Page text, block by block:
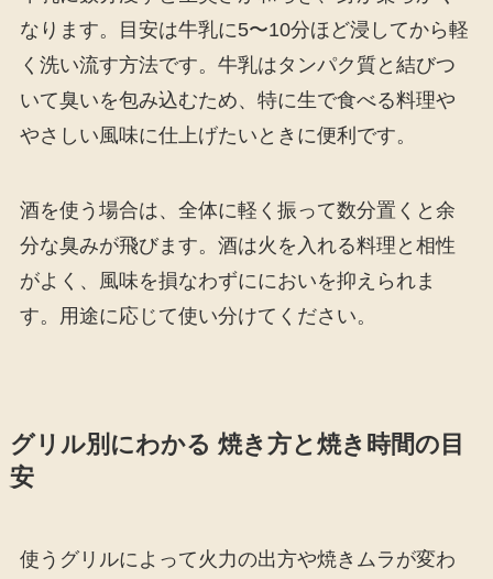
なります。目安は牛乳に5〜10分ほど浸してから軽
く洗い流す方法です。牛乳はタンパク質と結びつ
いて臭いを包み込むため、特に生で食べる料理や
やさしい風味に仕上げたいときに便利です。
酒を使う場合は、全体に軽く振って数分置くと余
分な臭みが飛びます。酒は火を入れる料理と相性
がよく、風味を損なわずににおいを抑えられま
す。用途に応じて使い分けてください。
グリル別にわかる 焼き方と焼き時間の目
安
使うグリルによって火力の出方や焼きムラが変わ